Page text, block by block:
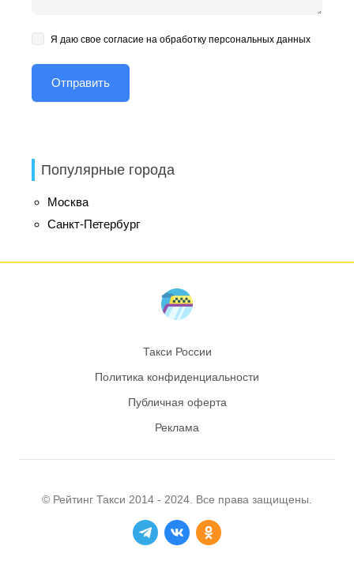
Я даю свое согласие на обработку персональных данных
Популярные города
Москва
Санкт-Петербург
Такси России
Политика конфиденциальности
Публичная оферта
Реклама
© Рейтинг Такси 2014 - 2024. Все права защищены.